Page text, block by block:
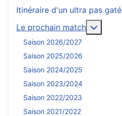
Itinéraire d'un ultra pas gaté
Le prochain match
Saison 2026/2027
Saison 2025/2026
Saison 2024/2025
Saison 2023/2024
Saison 2022/2023
Saison 2021/2022